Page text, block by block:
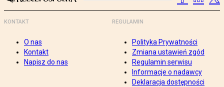
KONTAKT
O nas
Kontakt
Napisz do nas
REGULAMIN
Polityka Prywatności
Zmiana ustawień zgód
Regulamin serwisu
Informacje o nadawcy
Deklaracja dostępności